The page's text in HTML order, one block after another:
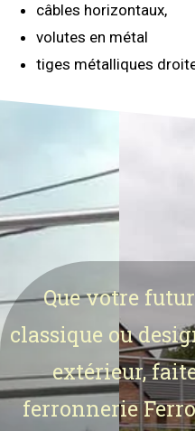
câbles horizontaux,
volutes en métal
tiges métalliques
Que votre
classique ou
extérieur,
ferronnerie